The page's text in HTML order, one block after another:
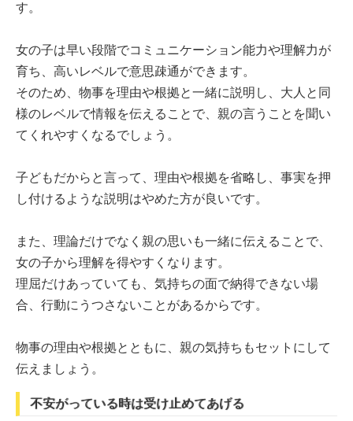
す。
女の子は早い段階でコミュニケーション能力や理解力が
育ち、高いレベルで意思疎通ができます。
そのため、物事を理由や根拠と一緒に説明し、大人と同
様のレベルで情報を伝えることで、親の言うことを聞い
てくれやすくなるでしょう。
子どもだからと言って、理由や根拠を省略し、事実を押
し付けるような説明はやめた方が良いです。
また、理論だけでなく親の思いも一緒に伝えることで、
女の子から理解を得やすくなります。
理屈だけあっていても、気持ちの面で納得できない場
合、行動にうつさないことがあるからです。
物事の理由や根拠とともに、親の気持ちもセットにして
伝えましょう。
不安がっている時は受け止めてあげる